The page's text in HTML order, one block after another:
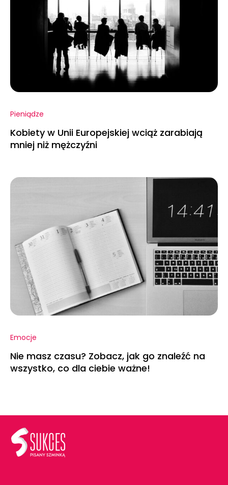
Pieniądze
Kobiety w Unii Europejskiej wciąż zarabiają
mniej niż mężczyźni
Emocje
Nie masz czasu? Zobacz, jak go znaleźć na
wszystko, co dla ciebie ważne!